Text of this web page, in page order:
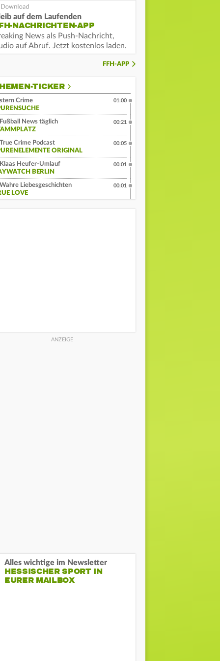
auf dem Laufenden
NACHRICHTEN-APP
News als Push-Nachricht,
auf Abruf. Jetzt kostenlos laden.
FFH-APP
TICKER
Crime
01:00
News täglich
00:21
Crime Podcast
ORIGINAL
00:05
Heufer-Umlauf
BERLIN
00:01
Liebesgeschichten
LOVE
00:01
Alles wichtige im Newsletter
HESSISCHER SPORT IN
EURER MAILBOX